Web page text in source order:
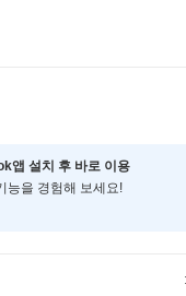
앱 설치 후 바로 이용
능을 경험해 보세요!